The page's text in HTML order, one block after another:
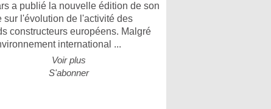
a publié la nouvelle édition de son
sur l'évolution de l'activité des
constructeurs européens. Malgré
international ...
Voir plus
S'abonner